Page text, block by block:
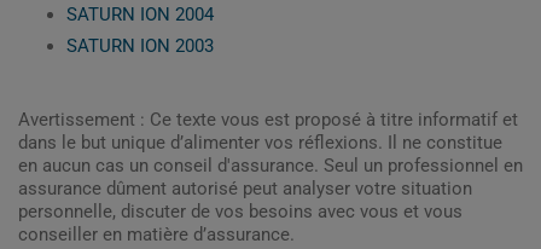
SATURN ION 2004
SATURN ION 2003
Avertissement : Ce texte vous est proposé à titre informatif et
dans le but unique d’alimenter vos réflexions. Il ne constitue
en aucun cas un conseil d'assurance. Seul un professionnel en
assurance dûment autorisé peut analyser votre situation
personnelle, discuter de vos besoins avec vous et vous
conseiller en matière d’assurance.